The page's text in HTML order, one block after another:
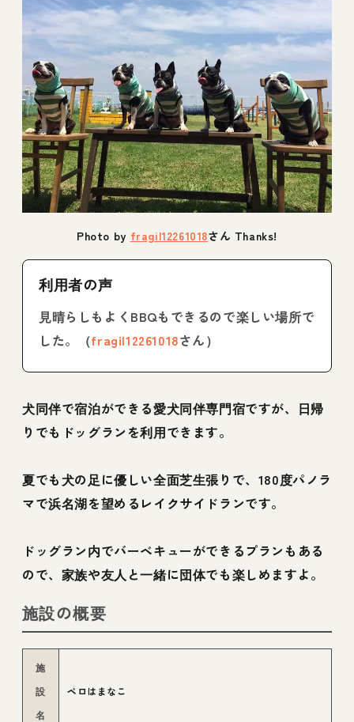
Photo by fragil12261018さん Thanks!
利用者の声
見晴らしもよくBBQもできるので楽しい場所で
した。（fragil12261018さん）
犬同伴で宿泊ができる愛犬同伴専門宿ですが、日帰
りでもドッグランを利用できます。
夏でも犬の足に優しい全面芝生張りで、180度パノラ
マで浜名湖を望めるレイクサイドランです。
ドッグラン内でバーベキューができるプランもある
ので、家族や友人と一緒に団体でも楽しめますよ。
施設の概要
施
設
名
ペロはまなこ